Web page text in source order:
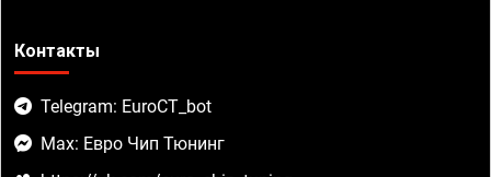
Контакты
Telegram: EuroCT_bot
Max: Евро Чип Тюнинг